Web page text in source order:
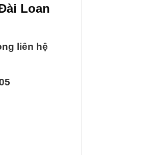
Loan
liên hệ